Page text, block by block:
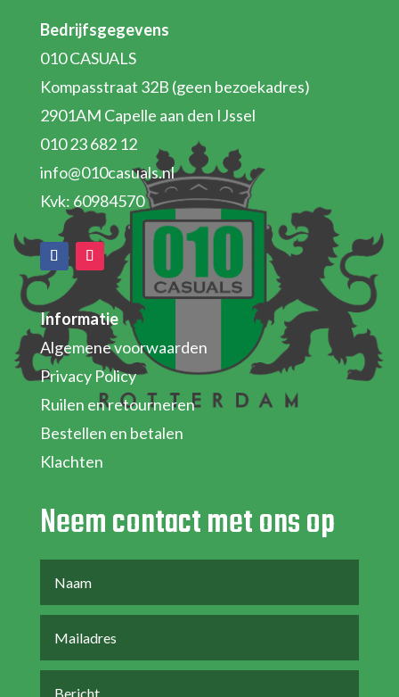
Bedrijfsgegevens
010 CASUALS
Kompasstraat 32B (geen bezoekadres)
2901AM Capelle aan den IJssel
010 23 682 12
info@010casuals.nl
Kvk: 60984570
Informatie
Algemene voorwaarden
Privacy Policy
Ruilen en retourneren
Bestellen en betalen
Klachten
Neem contact met ons op